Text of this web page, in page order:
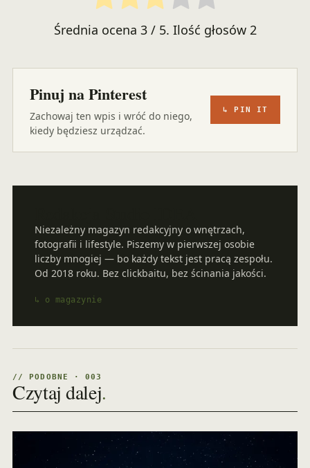
Średnia ocena 3/ 5. Ilość głosów 2
Pinuj na Pinterest
Zachowaj ten wpis i wróć do niego,
kiedy będziesz urządzać.
↳ PIN IT
Niezależny magazyn redakcyjny o wnętrzach,
fotografii i lifestyle. Piszemy w pierwszej osobie
liczby mnogiej — bo każdy tekst jest pracą zespołu.
Od 2018 roku. Bez clickbaitu, bez ścinania jakości.
↳ o magazynie
// PODOBNE · 003
Czytaj dalej.